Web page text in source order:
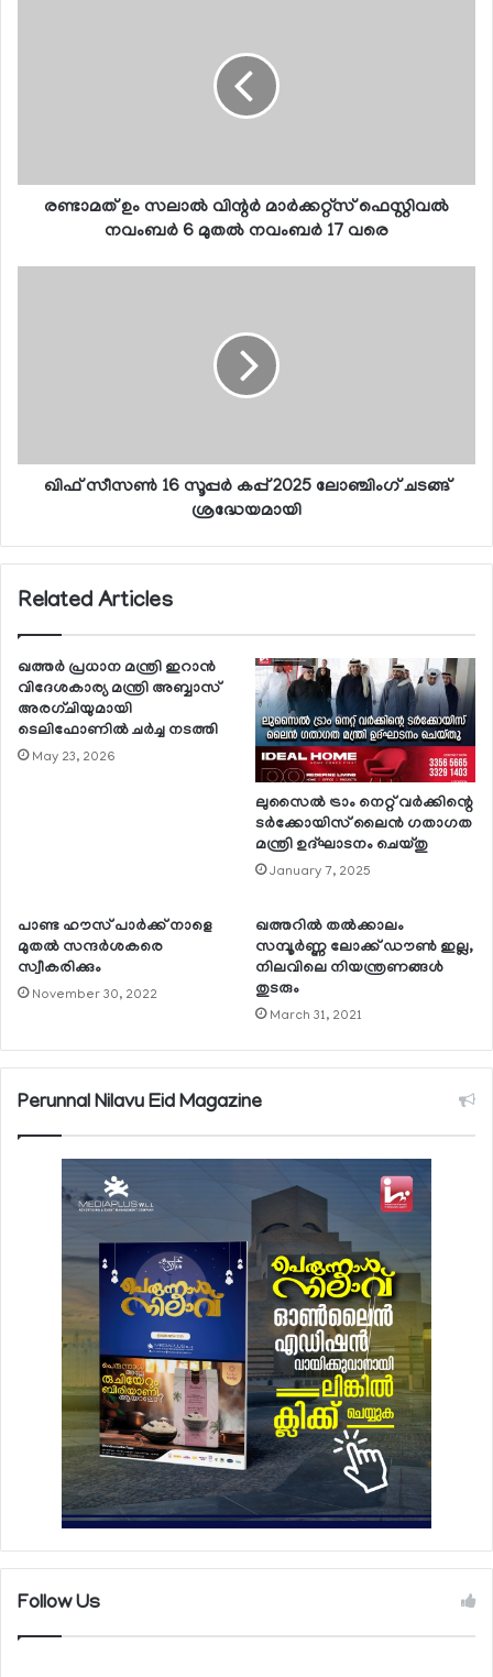
രണ്ടാമത് ഉം സലാല്‍ വിന്റര്‍ മാര്‍ക്കറ്റ്‌സ് ഫെസ്റ്റിവല്‍
നവംബര്‍ 6 മുതല്‍ നവംബര്‍ 17 വരെ
ഖിഫ് സീസണ്‍ 16 സൂപ്പര്‍ കപ്പ് 2025 ലോഞ്ചിംഗ് ചടങ്ങ്
ശ്രദ്ധേയമായി
Related Articles
ഖത്തര്‍ പ്രധാന മന്ത്രി ഇറാന്‍
വിദേശകാര്യ മന്ത്രി അബ്ബാസ്
അരഗ്ചിയുമായി
ടെലിഫോണില്‍ ചര്‍ച്ച നടത്തി
May 23, 2026
ലുസൈല്‍ ട്രാം നെറ്റ് വര്‍ക്കിന്റെ
ടര്‍ക്കോയിസ് ലൈന്‍ ഗതാഗത
മന്ത്രി ഉദ്ഘാടനം ചെയ്തു
January 7, 2025
പാണ്ട ഹൗസ് പാര്‍ക്ക് നാളെ
മുതല്‍ സന്ദര്‍ശകരെ
സ്വീകരിക്കും
November 30, 2022
ഖത്തറില്‍ തല്‍ക്കാലം
സമ്പൂര്‍ണ്ണ ലോക്ക് ഡൗണ്‍ ഇല്ല,
നിലവിലെ നിയന്ത്രണങ്ങള്‍
തുടരും
March 31, 2021
Perunnal Nilavu Eid Magazine
Follow Us